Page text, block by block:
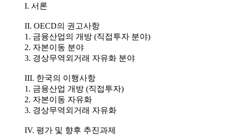
I. 서론
II. OECD의 권고사항
1. 금융산업의 개방 (직접투자 분야)
2. 자본이동 분야
3. 경상무역외거래 자유화 분야
III. 한국의 이행사항
1. 금융산업 개방 (직접투자)
2. 자본이동 자유화
3. 경상무역외거래 자유화
IV. 평가 및 향후 추진과제